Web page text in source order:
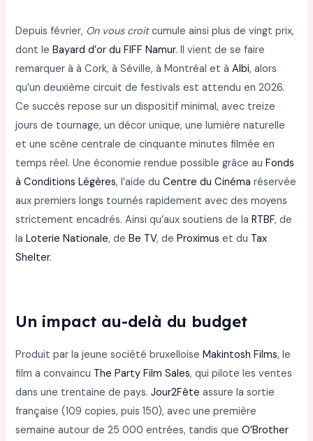
Depuis février, On vous croitcumule ainsi plus de vingt prix,
dont leBayard d’or du FIFF Namur. Il vient de se faire
remarquer à à Cork, à Séville, à Montréal et àAlbi, alors
qu’un deuxième circuit de festivals est attendu en 2026.
Ce succès repose sur un dispositif minimal, avec treize
jours de tournage, un décor unique, une lumière naturelle
et une scène centrale de cinquante minutes filmée en
temps réel. Une économie rendue possible grâce auFonds
à Conditions Légères, l’aide duCentre du Cinéma réservée
aux premiers longs tournés rapidement avec des moyens
strictement encadrés. Ainsi qu’aux soutiens de laRTBF, de
laLoterie Nationale, deBe TV, deProximus et du Tax
Shelter.
Un impact au-delà du budget
Produit par la jeune société bruxelloiseMakintosh Films, le
film a convaincu The Party Film Sales, qui pilote les ventes
dans une trentaine de pays.Jour2Fête assure la sortie
française (109 copies, puis 150), avec une première
semaine autour de 25 000 entrées, tandis queO’Brother